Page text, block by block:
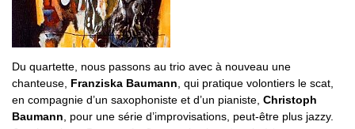
Du quartette, nous passons au trio avec à nouveau une
chanteuse, Franziska Baumann , qui pratique volontiers le scat,
en compagnie d’un saxophoniste et d’un pianiste, Christoph
Baumann , pour une série d’improvisations, peut-être plus jazzy.